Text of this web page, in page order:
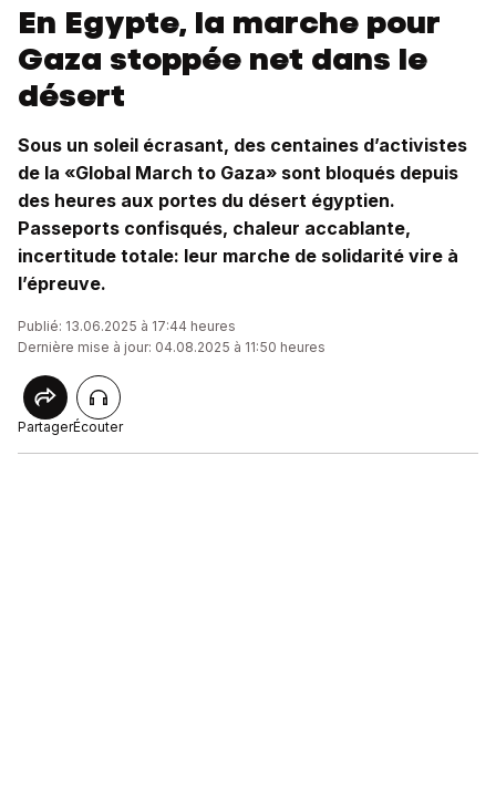
En Egypte, la marche pour
Gaza stoppée net dans le
désert
Sous un soleil écrasant, des centaines d’activistes
de la «Global March to Gaza» sont bloqués depuis
des heures aux portes du désert égyptien.
Passeports confisqués, chaleur accablante,
incertitude totale: leur marche de solidarité vire à
l’épreuve.
Publié: 13.06.2025 à 17:44 heures
Dernière mise à jour: 04.08.2025 à 11:50 heures
PartagerÉcouter